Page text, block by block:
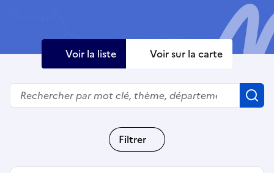
Voir la liste Voir sur la carte
Rechercher
Filtrer